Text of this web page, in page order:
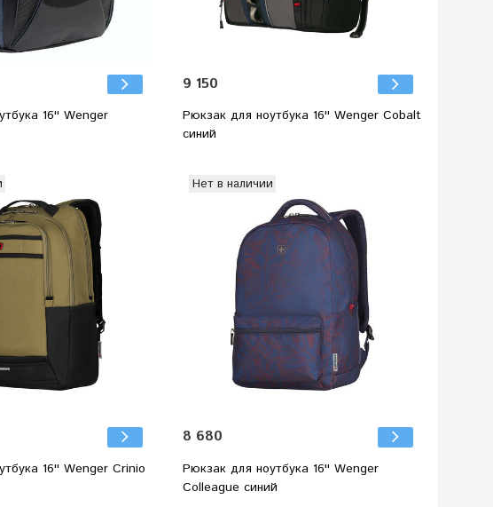
16'' Wenger
9 150
Рюкзак для ноутбука 16'' Wenger Cobalt
синий
16'' Wenger Crinio
Нет в наличии
8 680
Рюкзак для ноутбука 16'' Wenger
Colleague синий